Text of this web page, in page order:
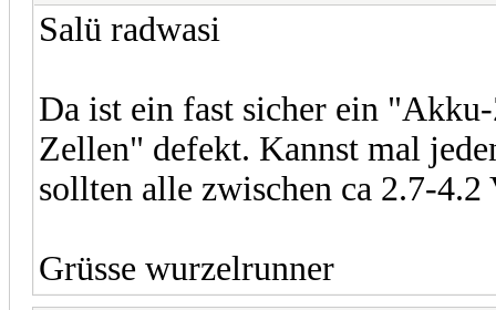
Salü radwasi
Da ist ein fast sicher ein
Zellen" defekt. Kannst mal
sollten alle zwischen ca 2.7-4.2
Grüsse wurzelrunner